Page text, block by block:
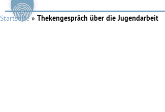
Startseite» Thekengespräch über die Jugendarbeit